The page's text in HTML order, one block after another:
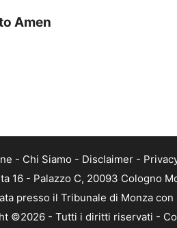
Amen
- Chi Siamo - Disclaimer -
16 - Palazzo C, 20093 Cologno
presso il Tribunale di Monza
©2026 - Tutti i diritti riservati -